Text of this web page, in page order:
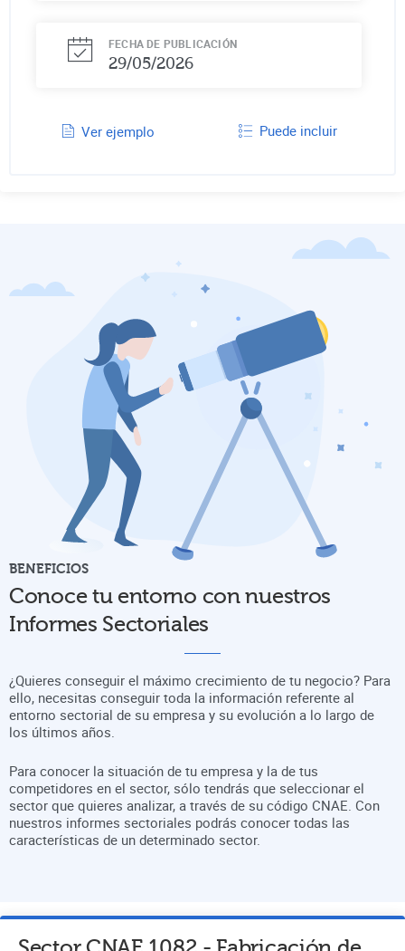
FECHA DE PUBLICACIÓN
29/05/2026
Ver ejemplo Puede incluir
BENEFICIOS
Conoce tu entorno con nuestros
Informes Sectoriales
¿Quieres conseguir el máximo crecimiento de tu negocio? Para
ello, necesitas conseguir toda la información referente al
entorno sectorial de su empresa y su evolución a lo largo de
los últimos años.
Para conocer la situación de tu empresa y la de tus
competidores en el sector, sólo tendrás que seleccionar el
sector que quieres analizar, a través de su código CNAE. Con
nuestros informes sectoriales podrás conocer todas las
características de un determinado sector.